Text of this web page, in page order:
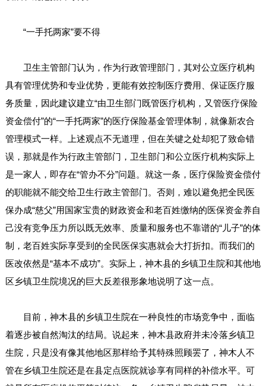
“一手托两家”要不得
卫生主管部门认为，作为行政管理部门，其对公立医疗机构
具有管理优势和专业优势，更能有效控制医疗费用、保证医疗服
务质量，因此建议建立“由卫生部门既管医疗机构，又管医疗保险
资金偿付”的“一手托两家”的医疗保险基金管理体制，就像新农合
管理模式一样。上述观点不无道理，但在关键之处却犯了致命错
误，那就是作为行政主管部门，卫生部门和公立医疗机构实际上
是一家人，即存在“管办不分”问题。就这一条，医疗保险资金偿付
的职能就不能交给卫生行政主管部门。否则，难以避免把全民医
保办成“慈父”用国家宝贵的财政资金和老百姓缴纳的医保资金养自
己没有竞争压力所以既无效率、质量和服务也不靠谱的“儿子”的体
制，老百姓实际享受到的全民医保实惠就会大打折扣。而我们的
医改依然是“基本不成功”。实际上，神木县的乡镇卫生院和其他地
区乡镇卫生院境况的巨大反差很形象地说明了这一点。
目前，神木县的乡镇卫生院在一种良性的市场竞争中，面临
着逐步被自然淘汰的结局。说起来，神木县政府并未冷落乡镇卫
生院，只是没有像其他地区那样给予其特殊照顾罢了，神木人不
管在乡镇卫生院还是在县定点医院就诊享有同样的补偿水平。可